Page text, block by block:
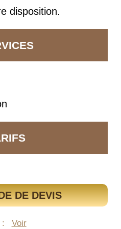
disposition.
DE DEVIS
: Voir